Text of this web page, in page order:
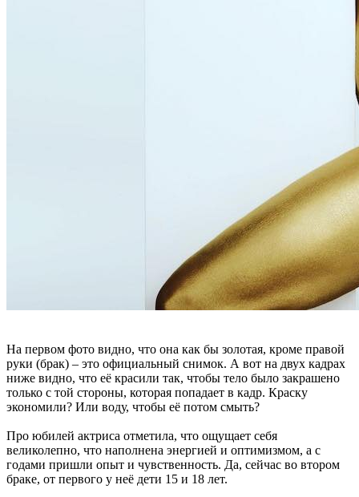
На первом фото видно, что она как бы золотая, кроме правой
руки (брак) – это официальный снимок. А вот на двух кадрах
ниже видно, что её красили так, чтобы тело было закрашено
только с той стороны, которая попадает в кадр. Краску
экономили? Или воду, чтобы её потом смыть?
Про юбилей актриса отметила, что ощущает себя
великолепно, что наполнена энергией и оптимизмом, а с
годами пришли опыт и чувственность. Да, сейчас во втором
браке, от первого у неё дети 15 и 18 лет.